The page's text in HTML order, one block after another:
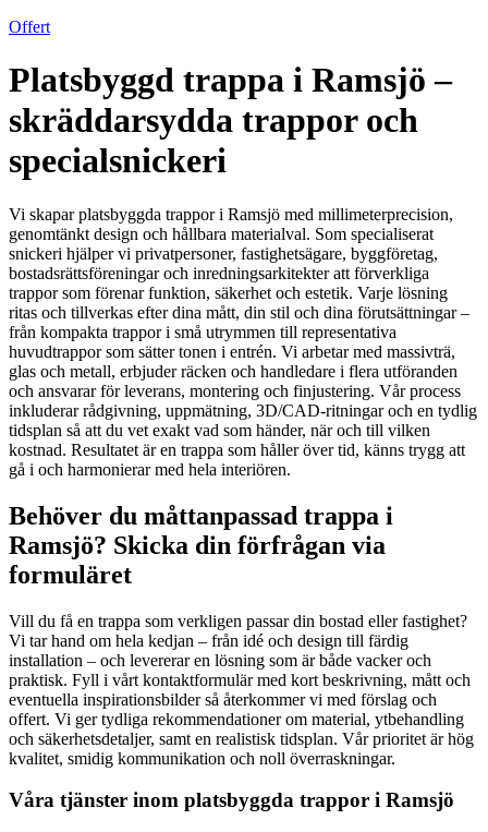
Offert
Platsbyggd trappa i Ramsjö –
skräddarsydda trappor och
specialsnickeri
Vi skapar platsbyggda trappor i Ramsjö med millimeterprecision,
genomtänkt design och hållbara materialval. Som specialiserat
snickeri hjälper vi privatpersoner, fastighetsägare, byggföretag,
bostadsrättsföreningar och inredningsarkitekter att förverkliga
trappor som förenar funktion, säkerhet och estetik. Varje lösning
ritas och tillverkas efter dina mått, din stil och dina förutsättningar –
från kompakta trappor i små utrymmen till representativa
huvudtrappor som sätter tonen i entrén. Vi arbetar med massivträ,
glas och metall, erbjuder räcken och handledare i flera utföranden
och ansvarar för leverans, montering och finjustering. Vår process
inkluderar rådgivning, uppmätning, 3D/CAD-ritningar och en tydlig
tidsplan så att du vet exakt vad som händer, när och till vilken
kostnad. Resultatet är en trappa som håller över tid, känns trygg att
gå i och harmonierar med hela interiören.
Behöver du måttanpassad trappa i
Ramsjö? Skicka din förfrågan via
formuläret
Vill du få en trappa som verkligen passar din bostad eller fastighet?
Vi tar hand om hela kedjan – från idé och design till färdig
installation – och levererar en lösning som är både vacker och
praktisk. Fyll i vårt kontaktformulär med kort beskrivning, mått och
eventuella inspirationsbilder så återkommer vi med förslag och
offert. Vi ger tydliga rekommendationer om material, ytbehandling
och säkerhetsdetaljer, samt en realistisk tidsplan. Vår prioritet är hög
kvalitet, smidig kommunikation och noll överraskningar.
Våra tjänster inom platsbyggda trappor i Ramsjö